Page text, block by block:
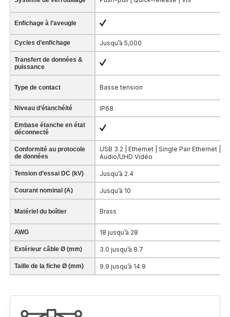
Enfichage à l’aveugle
Cycles d’enfichage Jusqu’à 5,000
Transfert de données &
puissance
Type de contact Basse tension
Niveau d’étanchéité IP68
Embase étanche en état
déconnecté
Conformité au protocole
de données
USB 3.2 | Ethernet | Single Pair Ethernet |
Audio/UHD Vidéo
Tension d’essai DC (kV) Jusqu’à 2.4
Courant nominal (A) Jusqu’à 10
Matériel du boîtier Brass
AWG 18 jusqu’à 28
Extérieur câble Ø (mm) 3.0 jusqu’à 8.7
Taille de la fiche Ø (mm) 9.9 jusqu’à 14.9